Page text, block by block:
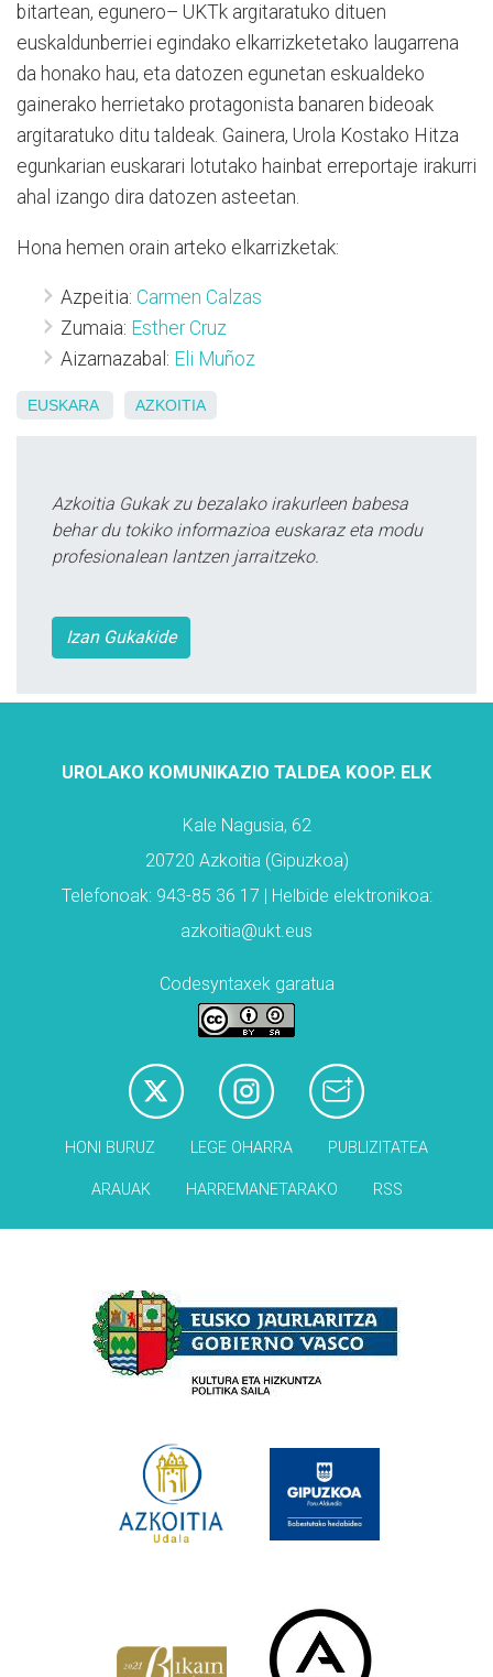
bitartean, egunero– UKTk argitaratuko dituen
euskaldunberriei egindako elkarrizketetako laugarrena
da honako hau, eta datozen egunetan eskualdeko
gainerako herrietako protagonista banaren bideoak
argitaratuko ditu taldeak. Gainera, Urola Kostako Hitza
egunkarian euskarari lotutako hainbat erreportaje irakurri
ahal izango dira datozen asteetan.
Hona hemen orain arteko elkarrizketak:
Azpeitia: Carmen Calzas
Zumaia: Esther Cruz
Aizarnazabal: Eli Muñoz
EUSKARA AZKOITIA
Azkoitia Gukak zu bezalako irakurleen babesa
behar du tokiko informazioa euskaraz eta modu
profesionalean lantzen jarraitzeko.
Izan Gukakide
UROLAKO KOMUNIKAZIO TALDEA KOOP. ELK
Kale Nagusia, 62
20720 Azkoitia (Gipuzkoa)
Telefonoak: 943-85 36 17 | Helbide elektronikoa:
azkoitia@ukt.eus
Codesyntaxek garatua
HONI BURUZ LEGE OHARRA PUBLIZITATEA
ARAUAK HARREMANETARAKO RSS